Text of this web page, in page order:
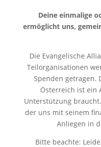
Deine einmalige
ermöglicht uns,
Die Evangelische
Teilorganisationen
Spenden getragen.
Österreich ist ein
Unterstützung
der uns mit seinem
Anliegen in
Bitte beachte: